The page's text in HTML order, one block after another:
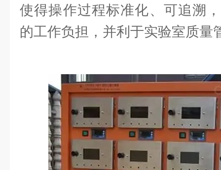
使得操作过程标准化、可追溯
的工作负担，并利于实验室质量